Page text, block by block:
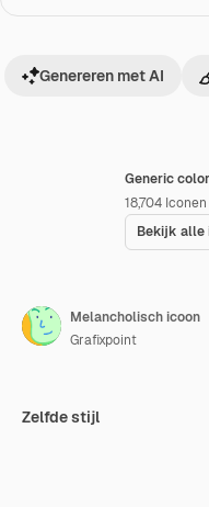
Generic
18,704 Iconen
Bekijk alle
Genereren met AI
Melancholisch icoon
Grafixpoint
Zelfde stijl